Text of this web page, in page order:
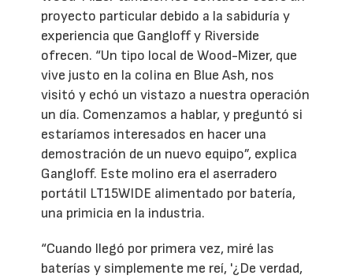
proyecto particular debido a la sabiduría y
experiencia que Gangloff y Riverside
ofrecen. “Un tipo local de Wood-Mizer, que
vive justo en la colina en Blue Ash, nos
visitó y echó un vistazo a nuestra operación
un día. Comenzamos a hablar, y preguntó si
estaríamos interesados en hacer una
demostración de un nuevo equipo”, explica
Gangloff. Este molino era el aserradero
portátil LT15WIDE alimentado por batería,
una primicia en la industria.
“Cuando llegó por primera vez, miré las
baterías y simplemente me reí, '¿De verdad,